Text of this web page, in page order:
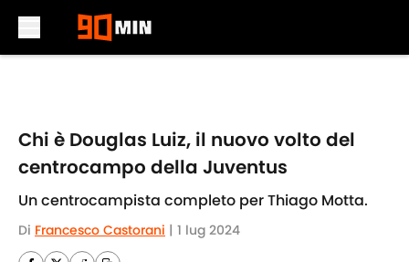
Chi è Douglas Luiz, il nuovo volto del
centrocampo della Juventus
Un centrocampista completo per Thiago Motta.
Di Francesco Castorani | 1 lug 2024